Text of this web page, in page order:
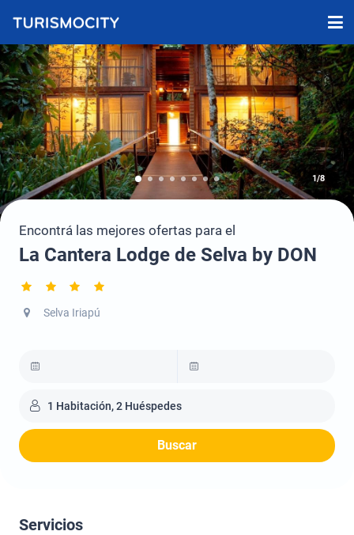
1/8
Encontrá las mejores ofertas para el
La Cantera Lodge de Selva by DON
Selva Iriapú
1 Habitación, 2 Huéspedes
Buscar
Servicios